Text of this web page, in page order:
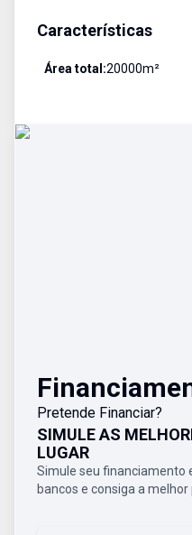
Características
Área total:20000m²
Pretende Financiar?
SIMULE AS
LUGAR
Simule seu financiamento
bancos e consiga a melhor